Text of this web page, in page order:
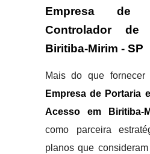
Empresa de
Controlador de
Biritiba-Mirim - SP
Mais do que
Empresa de Portaria
Acesso em Biritiba-
como parceira
planos que